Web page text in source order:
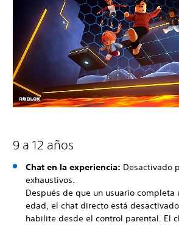
9 a 12 años
Chat en la experiencia: Desactivado
exhaustivos.
Después de que un usuario completa
edad, el chat directo está
habilite desde el control parental. El